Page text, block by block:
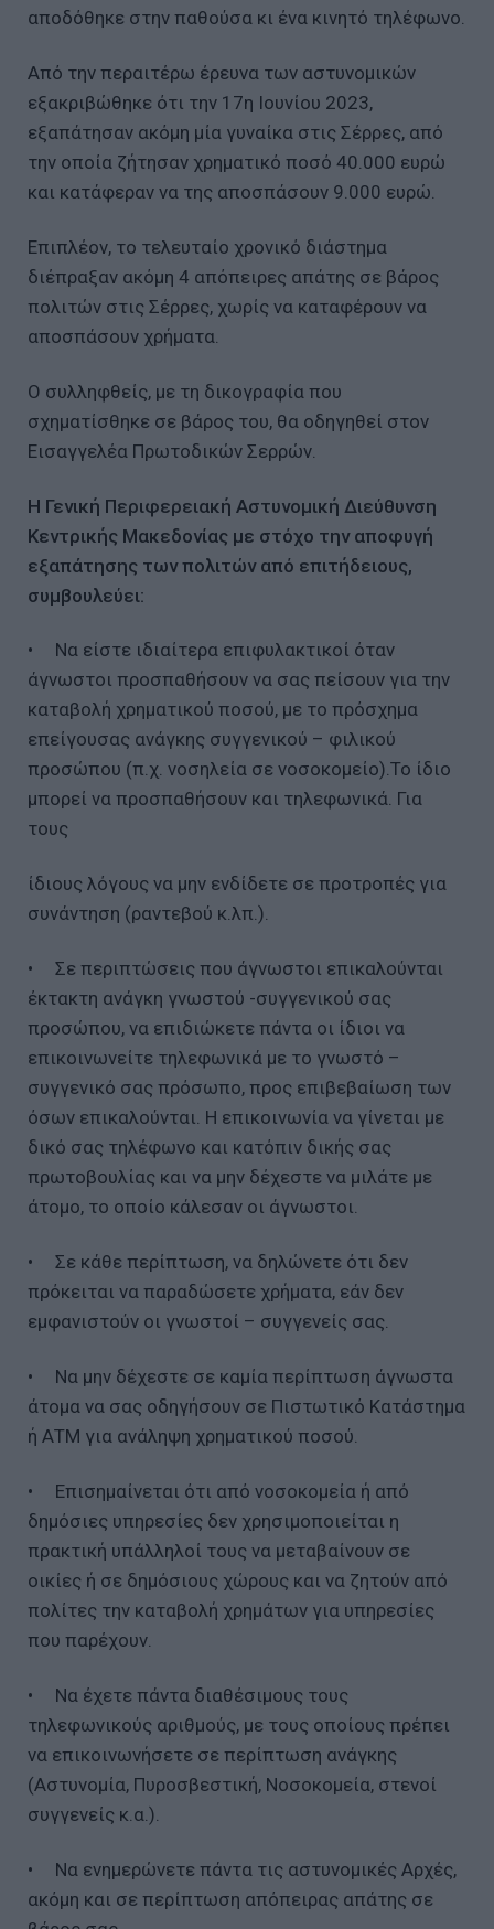
αποδόθηκε στην παθούσα κι ένα κινητό τηλέφωνο.
Από την περαιτέρω έρευνα των αστυνομικών
εξακριβώθηκε ότι την 17η Ιουνίου 2023,
εξαπάτησαν ακόμη μία γυναίκα στις Σέρρες, από
την οποία ζήτησαν χρηματικό ποσό 40.000 ευρώ
και κατάφεραν να της αποσπάσουν 9.000 ευρώ.
Επιπλέον, το τελευταίο χρονικό διάστημα
διέπραξαν ακόμη 4 απόπειρες απάτης σε βάρος
πολιτών στις Σέρρες, χωρίς να καταφέρουν να
αποσπάσουν χρήματα.
Ο συλληφθείς, με τη δικογραφία που
σχηματίσθηκε σε βάρος του, θα οδηγηθεί στον
Εισαγγελέα Πρωτοδικών Σερρών.
Η Γενική Περιφερειακή Αστυνομική Διεύθυνση
Κεντρικής Μακεδονίας με στόχο την αποφυγή
εξαπάτησης των πολιτών από επιτήδειους,
συμβουλεύει:
• Να είστε ιδιαίτερα επιφυλακτικοί όταν
άγνωστοι προσπαθήσουν να σας πείσουν για την
καταβολή χρηματικού ποσού, με το πρόσχημα
επείγουσας ανάγκης συγγενικού – φιλικού
προσώπου (π.χ. νοσηλεία σε νοσοκομείο).Το ίδιο
μπορεί να προσπαθήσουν και τηλεφωνικά. Για
τους
ίδιους λόγους να μην ενδίδετε σε προτροπές για
συνάντηση (ραντεβού κ.λπ.).
• Σε περιπτώσεις που άγνωστοι επικαλούνται
έκτακτη ανάγκη γνωστού -συγγενικού σας
προσώπου, να επιδιώκετε πάντα οι ίδιοι να
επικοινωνείτε τηλεφωνικά με το γνωστό –
συγγενικό σας πρόσωπο, προς επιβεβαίωση των
όσων επικαλούνται. Η επικοινωνία να γίνεται με
δικό σας τηλέφωνο και κατόπιν δικής σας
πρωτοβουλίας και να μην δέχεστε να μιλάτε με
άτομο, το οποίο κάλεσαν οι άγνωστοι.
• Σε κάθε περίπτωση, να δηλώνετε ότι δεν
πρόκειται να παραδώσετε χρήματα, εάν δεν
εμφανιστούν οι γνωστοί – συγγενείς σας.
• Να μην δέχεστε σε καμία περίπτωση άγνωστα
άτομα να σας οδηγήσουν σε Πιστωτικό Κατάστημα
ή ΑΤΜ για ανάληψη χρηματικού ποσού.
• Επισημαίνεται ότι από νοσοκομεία ή από
δημόσιες υπηρεσίες δεν χρησιμοποιείται η
πρακτική υπάλληλοί τους να μεταβαίνουν σε
οικίες ή σε δημόσιους χώρους και να ζητούν από
πολίτες την καταβολή χρημάτων για υπηρεσίες
που παρέχουν.
• Να έχετε πάντα διαθέσιμους τους
τηλεφωνικούς αριθμούς, με τους οποίους πρέπει
να επικοινωνήσετε σε περίπτωση ανάγκης
(Αστυνομία, Πυροσβεστική, Νοσοκομεία, στενοί
συγγενείς κ.α.).
• Να ενημερώνετε πάντα τις αστυνομικές Αρχές,
ακόμη και σε περίπτωση απόπειρας απάτης σε